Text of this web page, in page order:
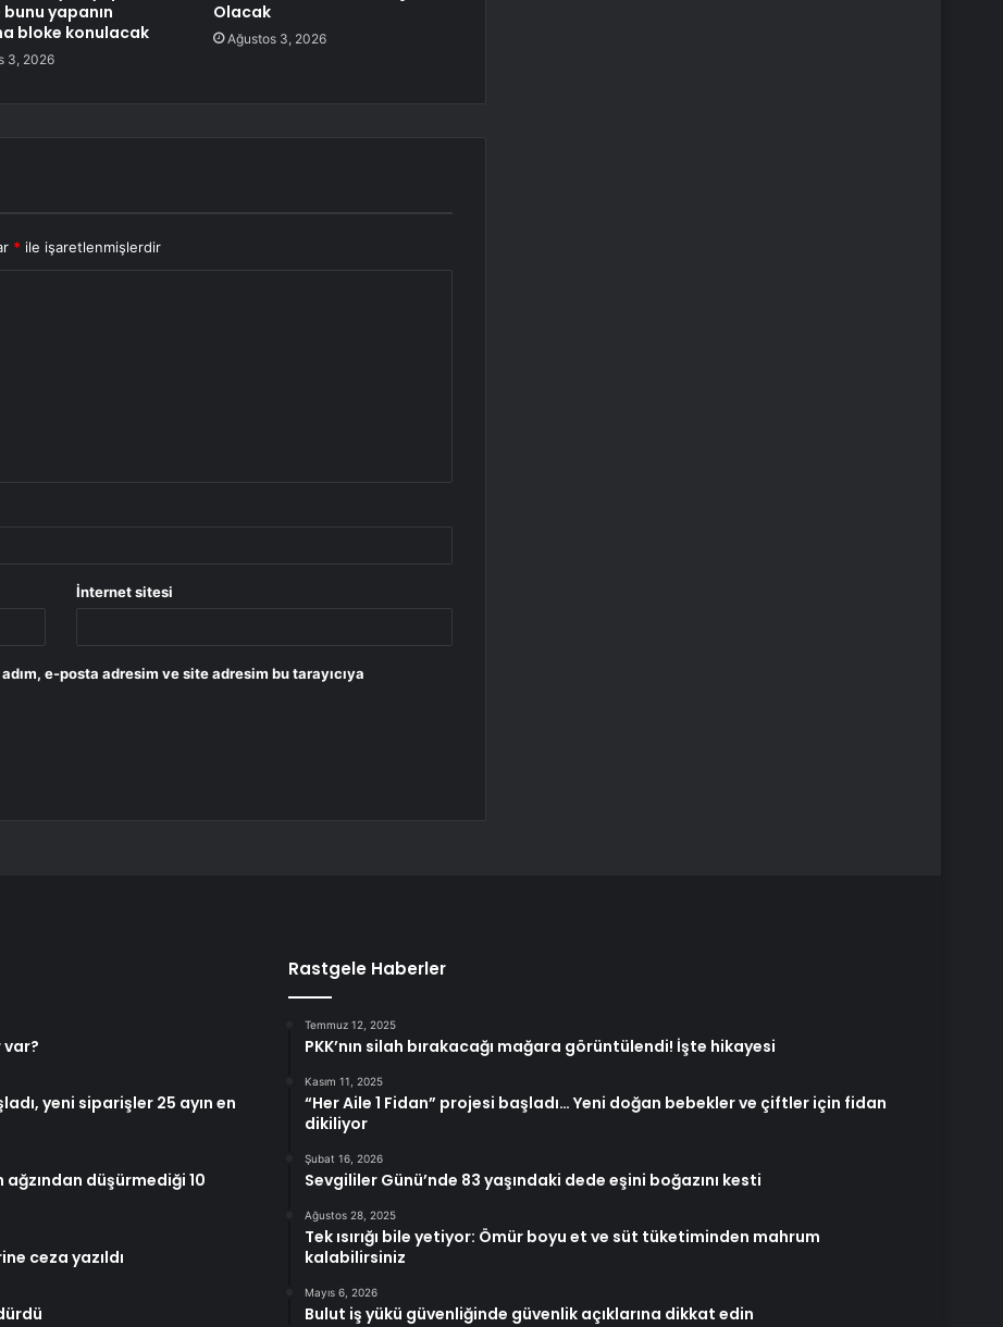
bunu yapanın
bloke konulacak
3, 2026
Olacak
Ağustos 3, 2026
* ile işaretlenmişlerdir
İnternet sitesi
e-posta adresim ve site adresim bu tarayıcıya
var?
yeni siparişler 25 ayın en
düşürmediği 10
ceza yazıldı
Rastgele Haberler
Temmuz 12, 2025
PKK’nın silah bırakacağı mağara görüntülendi! İşte hikayesi
Kasım 11, 2025
“Her Aile 1 Fidan” projesi başladı… Yeni doğan bebekler ve çiftler için fidan
dikiliyor
Şubat 16, 2026
Sevgililer Günü’nde 83 yaşındaki dede eşini boğazını kesti
Ağustos 28, 2025
Tek ısırığı bile yetiyor: Ömür boyu et ve süt tüketiminden mahrum
kalabilirsiniz
Mayıs 6, 2026
Bulut iş yükü güvenliğinde güvenlik açıklarına dikkat edin